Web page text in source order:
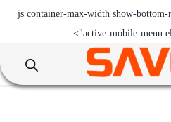
js container-max-width show-bottom-
active-mobile-menu